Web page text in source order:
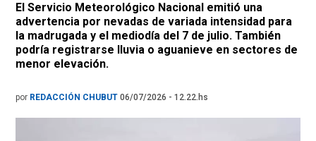
El Servicio Meteorológico Nacional emitió una
advertencia por nevadas de variada intensidad para
la madrugada y el mediodía del 7 de julio. También
podría registrarse lluvia o aguanieve en sectores de
menor elevación.
por REDACCIÓN CHUBUT 06/07/2026 - 12.22.hs